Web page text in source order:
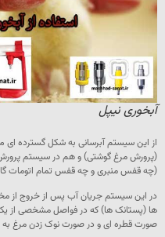
آبخوری نیپل
از این سیستم آبرسانی به شکل گسترده
(پرورش مرغ گوشتی) و هم در سیستم
(چه قفس منبری و چه قفس تمام اتومات
در این سیستم جریان آب پس از خروج از
ها (پستانک ها) که در فواصل مشخصی از
صورت قطره ای و در صورت نوک زدن مرغ